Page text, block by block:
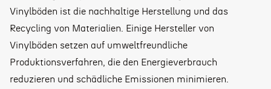
Vinylböden ist die nachhaltige Herstellung und das
Recycling von Materialien. Einige Hersteller von
Vinylböden setzen auf umweltfreundliche
Produktionsverfahren, die den Energieverbrauch
reduzieren und schädliche Emissionen minimieren.